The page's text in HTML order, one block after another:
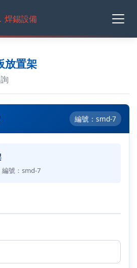
焊錫設備
放置架
編號：smd-7
號：smd-7